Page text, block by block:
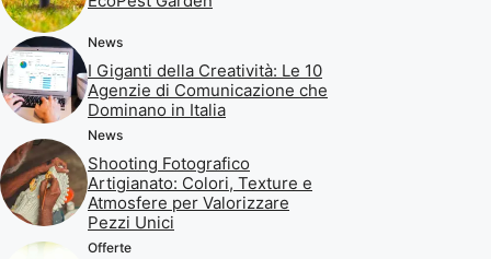
News
I Giganti della Creatività: Le 10
Agenzie di Comunicazione che
Dominano in Italia
News
Shooting Fotografico
Artigianato: Colori, Texture e
Atmosfere per Valorizzare
Pezzi Unici
Offerte